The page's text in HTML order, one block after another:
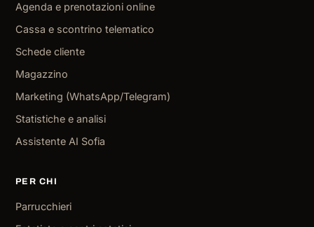
Agenda e prenotazioni online
Cassa e scontrino telematico
Schede cliente
Magazzino
Marketing (WhatsApp/Telegram)
Statistiche e analisi
Assistente AI Sofia
PER CHI
Parrucchieri